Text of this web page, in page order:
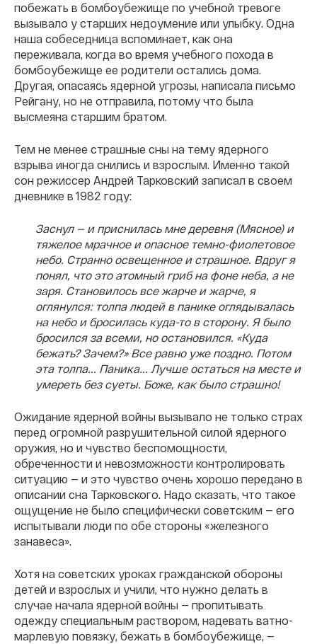
побежать в бомбоубежище по учебной тревоге
вызывало у старших недоумение или улыбку. Одна
наша собеседница вспоминает, как она
переживала, когда во время учебного похода в
бомбоубежище ее родители остались дома.
Другая, опасаясь ядерной угрозы, написала письмо
Рейгану, но не отправила, потому что была
высмеяна старшим братом.
Тем не менее страшные сны на тему ядерного
взрыва иногда снились и взрослым. Именно такой
сон режиссер Андрей Тарковский записал в своем
дневнике в 1982 году:
Заснул — и приснилась мне деревня (Мясное) и
тяжелое мрачное и опасное темно-фиолетовое
небо. Странно освещенное и страшное. Вдруг я
понял, что это атомный гриб на фоне неба, а не
заря. Становилось все жарче и жарче, я
оглянулся: толпа людей в панике оглядывалась
на небо и бросилась куда-то в сторону. Я было
бросился за всеми, но остановился. «Куда
бежать? Зачем?» Все равно уже поздно. Потом
эта толпа... Паника... Лучше остаться на месте и
умереть без суеты. Боже, как было страшно!
Ожидание ядерной войны вызывало не только страх
перед огромной разрушительной силой ядерного
оружия, но и чувство беспомощности,
обреченности и невозможности контролировать
ситуацию — и это чувство очень хорошо передано в
описании сна Тарковского. Надо сказать, что такое
ощущение не было специфически советским — его
испытывали люди по обе стороны «железного
занавеса».
Хотя на советских уроках гражданской обороны
детей и взрослых и учили, что нужно делать в
случае начала ядерной войны — пропитывать
одежду специальным раствором, надевать ватно-
марлевую повязку, бежать в бомбоубежище, —